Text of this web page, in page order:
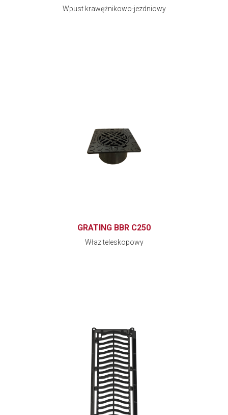
Wpust krawężnikowo-jezdniowy
GRATING BBR C250
Właz teleskopowy